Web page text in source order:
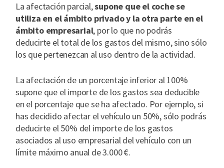
La afectación parcial,supone que el coche se
utiliza en el ámbito privado y la otra parte en el
ámbito empresarial, por lo que no podrás
deducirte el total de los gastos del mismo, sino sólo
los que pertenezcan al uso dentro de la actividad.
La afectación de un porcentaje inferior al 100%
supone que el importe de los gastos sea deducible
en el porcentaje que se ha afectado. Por ejemplo, si
has decidido afectar el vehículo un 50%, sólo podrás
deducirte el 50% del importe de los gastos
asociados al uso empresarial del vehículo con un
límite máximo anual de 3.000 €.